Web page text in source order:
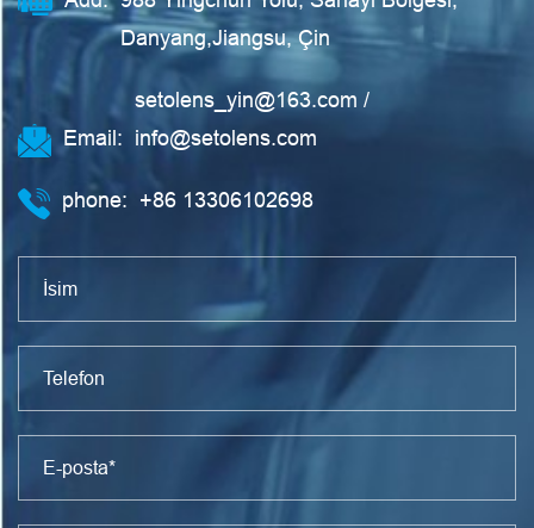
Danyang,Jiangsu, Çin
Email:
setolens_yin@163.com /
info@setolens.com
phone: +86 13306102698